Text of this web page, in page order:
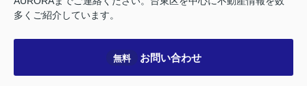
多くご紹介しています。
無料 お問い合わせ